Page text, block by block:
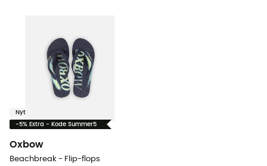
Nyt
-5% Extra - Kode Summer5
Oxbow
Beachbreak - Flip-flops